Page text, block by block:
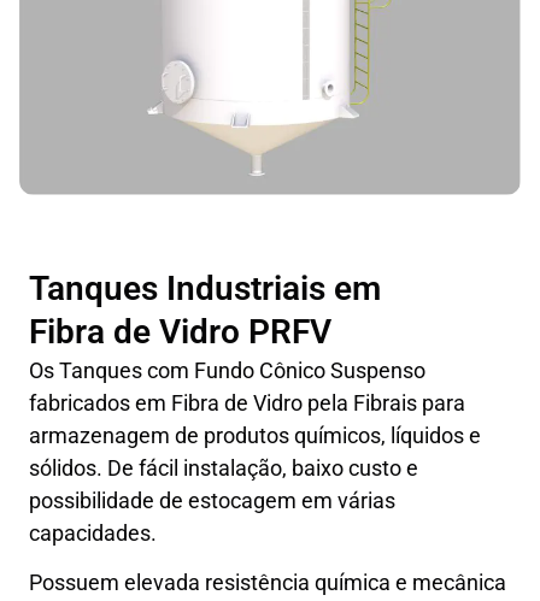
Tanques Industriais em
Fibra de Vidro PRFV
Os Tanques com Fundo Cônico Suspenso
fabricados em Fibra de Vidro pela Fibrais para
armazenagem de produtos químicos, líquidos e
sólidos. De fácil instalação, baixo custo e
possibilidade de estocagem em várias
capacidades.
Possuem elevada resistência química e mecânica